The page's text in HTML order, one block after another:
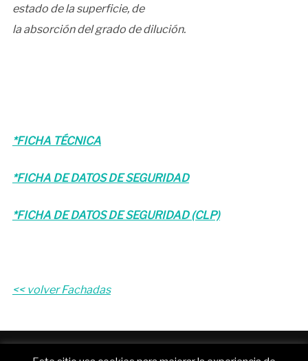
estado de la superficie, de
la absorción del grado de dilución.
*FICHA TÉCNICA
*FICHA DE DATOS DE SEGURIDAD
*FICHA DE DATOS DE SEGURIDAD (CLP)
<< volver Fachadas
Funciona con WordPress